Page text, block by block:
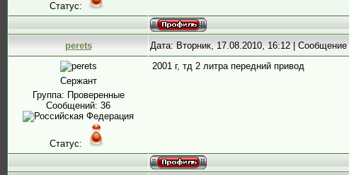
Статус:
perets Дата: Вторник, 17.08.2010, 16:12 |
Сержант
Группа: Проверенные
Сообщений: 36
Статус:
2001 г, тд 2 литра передний привод